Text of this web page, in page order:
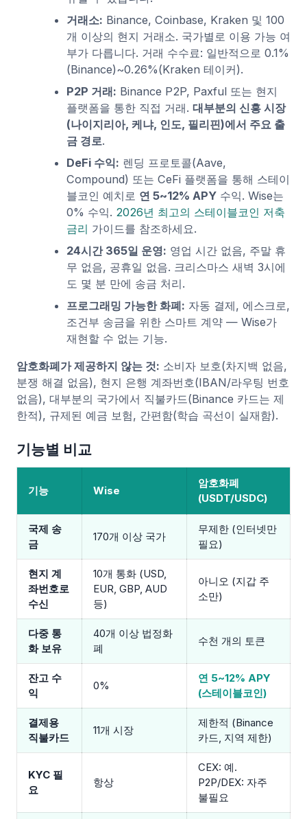
거래소: Binance, Coinbase, Kraken 및 100
개 이상의 현지 거래소. 국가별로 이용 가능 여
부가 다릅니다. 거래 수수료: 일반적으로 0.1%
(Binance)~0.26%(Kraken 테이커).
P2P 거래: Binance P2P, Paxful 또는 현지
플랫폼을 통한 직접 거래. 대부분의 신흥 시장
(나이지리아, 케냐, 인도, 필리핀)에서 주요 출
금 경로.
DeFi 수익: 렌딩 프로토콜(Aave,
Compound) 또는 CeFi 플랫폼을 통해 스테이
블코인 예치로 연 5~12% APY수익. Wise는
0% 수익. 2026년 최고의 스테이블코인 저축
금리 가이드를 참조하세요.
24시간 365일 운영: 영업 시간 없음, 주말 휴
무 없음, 공휴일 없음. 크리스마스 새벽 3시에
도 몇 분 만에 송금 처리.
프로그래밍 가능한 화폐: 자동 결제, 에스크로,
조건부 송금을 위한 스마트 계약 — Wise가
재현할 수 없는 기능.
암호화폐가 제공하지 않는 것: 소비자 보호(차지백 없음,
분쟁 해결 없음), 현지 은행 계좌번호(IBAN/라우팅 번호
없음), 대부분의 국가에서 직불카드(Binance 카드는 제
한적), 규제된 예금 보험, 간편함(학습 곡선이 실재함).
기능별 비교
기능 Wise
암호화폐
(USDT/USDC)
국제 송
금
170개 이상 국가
무제한 (인터넷만
필요)
현지 계
좌번호로
수신
10개 통화 (USD,
EUR, GBP, AUD
등)
아니오 (지갑 주
소만)
다중 통
화 보유
40개 이상 법정화
폐
수천 개의 토큰
잔고 수
익
0%
연 5~12% APY
(스테이블코인)
결제용
직불카드
11개 시장
제한적 (Binance
카드, 지역 제한)
KYC 필
요
항상
CEX: 예.
P2P/DEX: 자주
불필요